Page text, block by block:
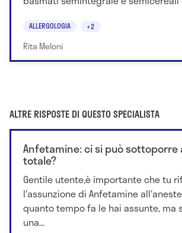
ALLERGOLOGIA +2
Rita Meloni
ALTRE RISPOSTE DI QUESTO SPECIALISTA
Anfetamine: ci si può sottoporre
totale?
Gentile utente,è importante che tu
l'assunzione di Anfetamine
quanto tempo fa le hai assunte, ma
una...